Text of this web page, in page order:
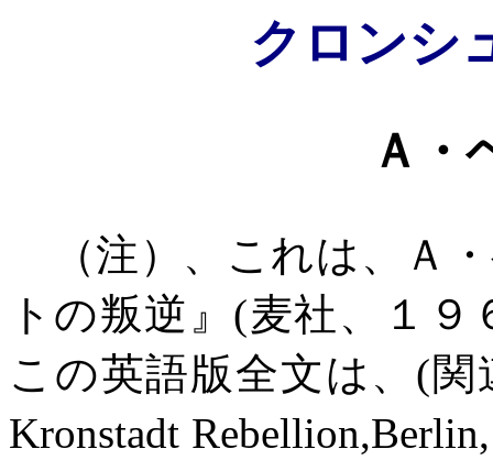
クロンシ
Ａ・
（注）、これは、Ａ
トの叛逆』 (麦社、１９
この英語版全文は、 (関
Kronstadt Rebellion,Berlin,